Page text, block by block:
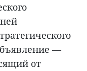
—
от